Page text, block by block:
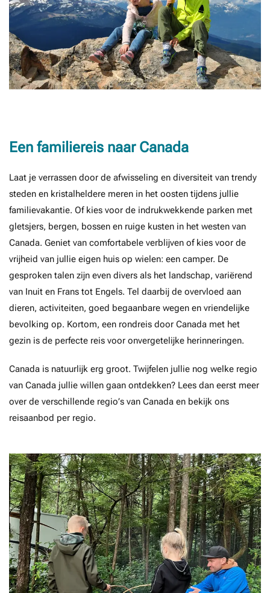
Een familiereis naar Canada
Laat je verrassen door de afwisseling en diversiteit van trendy
steden en kristalheldere meren in het oosten tijdens jullie
familievakantie. Of kies voor de indrukwekkende parken met
gletsjers, bergen, bossen en ruige kusten in het westen van
Canada. Geniet van comfortabele verblijven of kies voor de
vrijheid van jullie eigen huis op wielen: een camper. De
gesproken talen zijn even divers als het landschap, variërend
van Inuit en Frans tot Engels. Tel daarbij de overvloed aan
dieren, activiteiten, goed begaanbare wegen en vriendelijke
bevolking op. Kortom, een rondreis door Canada met het
gezin is de perfecte reis voor onvergetelijke herinneringen.
Canada is natuurlijk erg groot. Twijfelen jullie nog welke regio
van Canada jullie willen gaan ontdekken? Lees dan eerst meer
over de verschillende regio’s van Canada en bekijk ons
reisaanbod per regio.